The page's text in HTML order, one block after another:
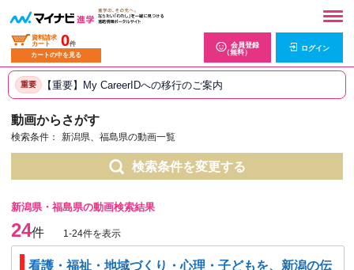
資料請求
カート
0件
カートの中を見る
会員登録
（無料）
ログイン
重要 【重要】My CareerIDへの移行のご案内
動画からさがす
検索条件： 新潟県、福島県の動画一覧
検索条件を変更する
新潟県・福島県の動画検索結果
24件 1-24件を表示
看護・福祉・地域づくり・心理・子どもを、新潟の伝